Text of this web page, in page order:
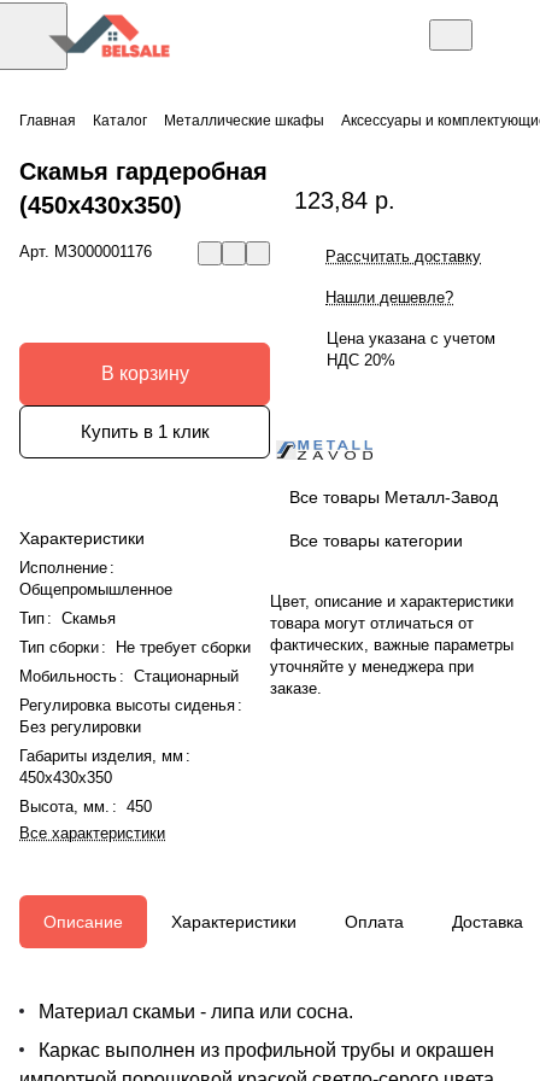
Главная Каталог Металлические шкафы Аксессуары и
Скамья гардеробная
(450x430x350)
Арт. МЗ000001176
В корзину
Купить в 1 клик
Характеристики
Исполнение :
Общепромышленное
Тип : Скамья
Тип сборки:
Не требует сборки
Мобильность : Стационарный
Регулировка высоты сиденья :
Без регулировки
Габариты изделия, мм :
450x430x350
Высота, мм. : 450
Все характеристики
123,84 р.
Рассчитать доставку
Нашли дешевле?
Цена указана с учетом
НДС 20%
Все товары Металл-Завод
Все товары категории
Цвет, описание и характеристики
товара могут отличаться от
фактических, важные параметры
уточняйте у менеджера при
заказе.
Описание Характеристики Оплата Доставка
Материал скамьи - липа или сосна.
Каркас выполнен из профильной трубы и окрашен